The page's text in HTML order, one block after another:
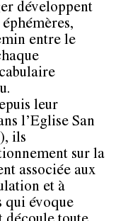
développent
éphémères,
entre le
leur
l’Eglise San
ils
sur la
associée aux
et à
qui évoque